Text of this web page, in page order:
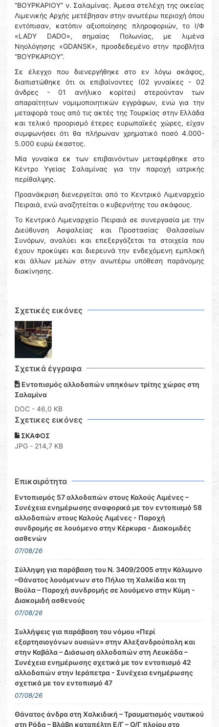
“ΒΟΥΡΚΑΡΙΟΥ” ν. Σαλαμίνας. Άμεσα στελέχη της οικείας
Λιμενικής Αρχής μετέβησαν στην ανωτέρω περιοχή όπου
εντόπισαν, κατόπιν αξιοποίησης πληροφοριών, το Ι/Φ
«LADY DADO», σημαίας Πολωνίας, με λιμένα
Νηολόγησης «GDANSK», προσδεδεμένο στην προβλήτα
“ΒΟΥΡΚΑΡΙΟΥ”.
Σε έλεγχο που διενεργήθηκε στο εν λόγω σκάφος,
διαπιστώθηκε ότι οι επιβαίνοντες (02 γυναίκες - 02
άνδρες - 01 ανήλικο κορίτσι) στερούνταν των
απαραίτητων νομιμοποιητικών εγγράφων, ενώ για την
μεταφορά τους από τις ακτές της Τουρκίας στην Ελλάδα
και τελικό προορισμό έτερες ευρωπαϊκές χώρες, είχαν
συμφωνήσει ότι θα πλήρωναν χρηματικό ποσό 4.000-
5.000 ευρώ έκαστος.
Μία γυναίκα εκ των επιβαινόντων μεταφέρθηκε στο
Κέντρο Υγείας Σαλαμίνας για την παροχή ιατρικής
περίθαλψης.
Προανάκριση διενεργείται από το Κεντρικό Λιμεναρχείο
Πειραιά, ενώ αναζητείται ο κυβερνήτης του σκάφους.
Το Κεντρικό Λιμεναρχείο Πειραιά σε συνεργασία με την
Διεύθυνση Ασφαλείας και Προστασίας Θαλασσίων
Συνόρων, αναλύει και επεξεργάζεται τα στοιχεία που
έχουν προκύψει και διερευνά την ενδεχόμενη εμπλοκή
και άλλων μελών στην ανωτέρω υπόθεση παράνομης
διακίνησης.
Σχετικές εικόνες
Σχετικά έγγραφα
Εντοπισμός αλλοδαπών υπηκόων τρίτης χώρας στη
Σαλαμίνα
DOC - 46,0 KB
Σχετικες εικόνες
ΣΚΑΦΟΣ
JPG - 214,7 KB
Επικαιρότητα
Εντοπισμός 57 αλλοδαπών στους Καλούς Λιμένες –
Συνέχεια ενημέρωσης αναφορικά με τον εντοπισμό 58
αλλοδαπών στους Καλούς Λιμένες - Παροχή
συνδρομής σε λουόμενο στην Κέρκυρα - Διακομιδές
ασθενών
07/08/26
Σύλληψη για παράβαση του Ν. 3409/2005 στην Κάλυμνο
–Θάνατος λουόμενων στο Πήλιο τη Χαλκίδα και τη
Βούλα – Παροχή συνδρομής σε λουόμενο στην Κύμη -
Διακομιδή ασθενούς
07/08/26
Συλλήψεις για παράβαση του νόμου «Περί
εξαρτησιογόνων ουσιών» στην Αλεξανδρούπολη και
στην Καβάλα – Διάσωση αλλοδαπών στη Λευκάδα –
Συνέχεια ενημέρωσης σχετικά με τον εντοπισμό 42
αλλοδαπών στην Ιεράπετρα - Συνέχεια ενημέρωσης
σχετικά με τον εντοπισμό 47
07/08/26
Θάνατος άνδρα στη Χαλκιδική – Τραυματισμός ναυτικού
στη Ρόδο – Βλάβη καταπέλτη Ε/Γ – Ο/Γ πλοίου στο